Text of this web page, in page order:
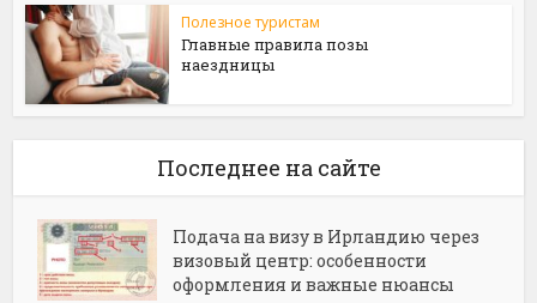
Полезное туристам
Главные правила позы
наездницы
Последнее на сайте
Подача на визу в Ирландию через
визовый центр: особенности
оформления и важные нюансы